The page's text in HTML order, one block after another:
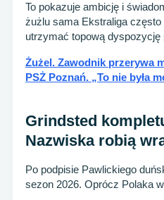
To pokazuje ambicję i
żużlu sama Ekstraliga
utrzymać topową dyspozycję
Żużel. Zawodnik przerywa
PSŻ Poznań. „To nie była
Grindsted
Nazwiska robią
Po podpisie Pawlickiego
sezon 2026. Oprócz Polaka